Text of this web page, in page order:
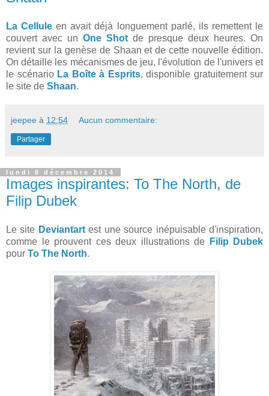
La Cellule en avait déjà longuement parlé, ils remettent le
couvert avec un One Shot de presque deux heures. On
revient sur la genèse de Shaan et de cette nouvelle édition.
On détaille les mécanismes de jeu, l'évolution de l'univers et
le scénario La Boîte à Esprits, disponible gratuitement sur
le site de Shaan.
jeepee à 12:54 Aucun commentaire:
Partager
lundi 8 décembre 2014
Images inspirantes: To The North, de
Filip Dubek
Le site Deviantartest une source inépuisable d'inspiration,
comme le prouvent ces deux illustrations de
Filip Dubek
pour To The North.